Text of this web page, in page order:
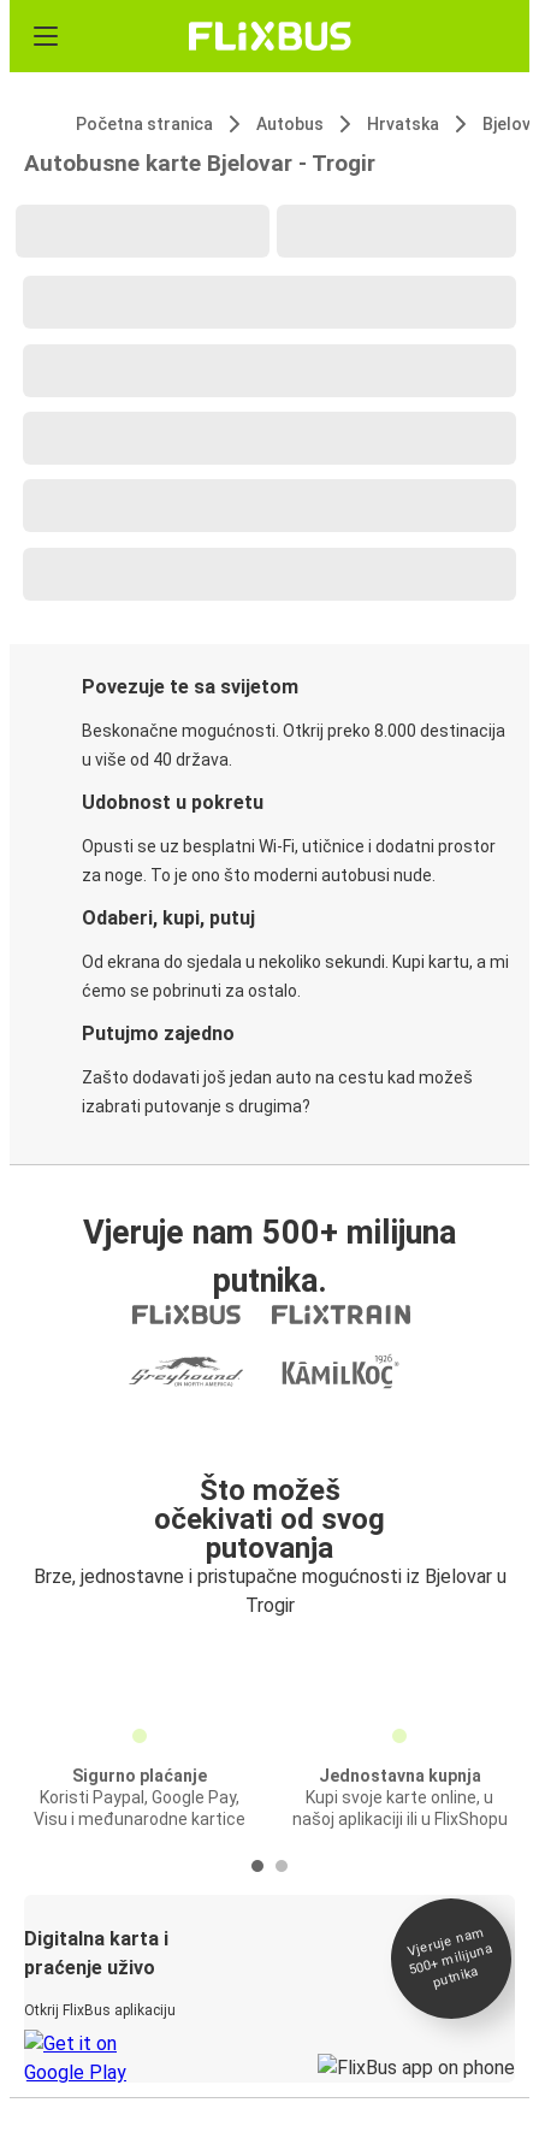
Početna stranica Autobus Hrvatska
Autobusne karte Bjelovar - Trogir
Povezuje te sa svijetom
Beskonačne mogućnosti. Otkrij preko 8.000 destinacija
u više od 40 država.
Udobnost u pokretu
Opusti se uz besplatni Wi-Fi, utičnice i dodatni prostor
za noge. To je ono što moderni autobusi nude.
Odaberi, kupi, putuj
Od ekrana do sjedala u nekoliko sekundi. Kupi kartu, a mi
ćemo se pobrinuti za ostalo.
Putujmo zajedno
Zašto dodavati još jedan auto na cestu kad možeš
izabrati putovanje s drugima?
Vjeruje nam 500+ milijuna
putnika.
Što možeš
očekivati od svog
putovanja
Brze, jednostavne i pristupačne mogućnosti iz Bjelovar u
Trogir
Sigurno plaćanje
Koristi Paypal, Google Pay,
Visu i međunarodne kartice
Jednostavna kupnja
Kupi svoje karte online, u
našoj aplikaciji ili u FlixShopu
Digitalna karta i
praćenje uživo
Otkrij FlixBus aplikaciju
Vjeruje na
m
500+
milijuna
putnika